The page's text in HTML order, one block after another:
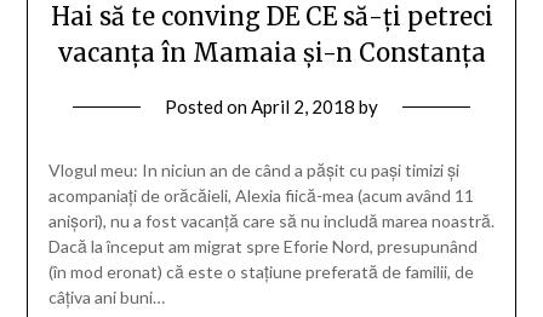
Hai să te conving DE CE să-ți petreci
vacanța în Mamaia și-n Constanța
Posted onApril 2, 2018 by
Vlogul meu: In niciun an de când a pășit cu pași timizi și
acompaniați de orăcăieli, Alexia fiică-mea (acum având 11
anișori), nu a fost vacanță care să nu includă marea noastră.
Dacă la început am migrat spre Eforie Nord, presupunând
(în mod eronat) că este o stațiune preferată de familii, de
câțiva ani buni…